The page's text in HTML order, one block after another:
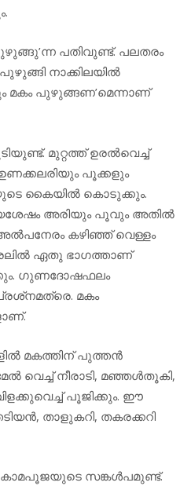
പതിവുണ്ട്. പലതരം
നാക്കിലയില്‍
മകം പുഴുങ്ങണ’മെന്നാണ്
മുറ്റത്ത് ഉരല്‍വെച്ച്
പൂക്കളും
കൈയില്‍ കൊടുക്കും.
അരിയും പൂവും അതില്‍
കഴിഞ്ഞ് വെള്ളം
ഏതു ഭാഗത്താണ്
ഗുണദോഷഫലം
മകം
മകത്തിന് പുത്തന്‍
വെച്ച് നീരാടി, മഞ്ഞള്‍തൂകി,
പൂജിക്കും. ഈ
താളുകറി, തകരക്കറി
കാമപൂജയുടെ സങ്കള്‍പമുണ്ട്.